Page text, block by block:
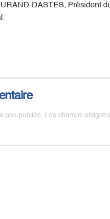
DASTES, Président
pas publiée. Les champs